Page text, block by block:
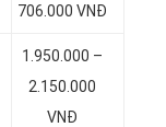
706.000 VNĐ
1.950.000 –
2.150.000
VNĐ